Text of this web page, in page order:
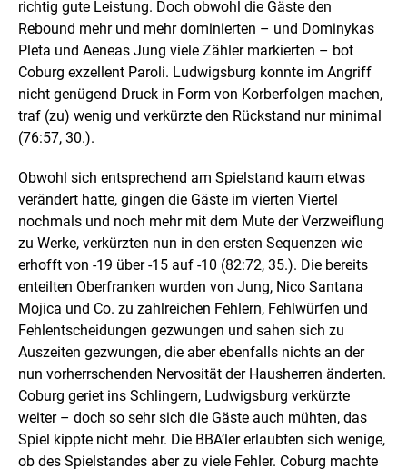
richtig gute Leistung. Doch obwohl die Gäste den
Rebound mehr und mehr dominierten – und Dominykas
Pleta und Aeneas Jung viele Zähler markierten – bot
Coburg exzellent Paroli. Ludwigsburg konnte im Angriff
nicht genügend Druck in Form von Korberfolgen machen,
traf (zu) wenig und verkürzte den Rückstand nur minimal
(76:57, 30.).
Obwohl sich entsprechend am Spielstand kaum etwas
verändert hatte, gingen die Gäste im vierten Viertel
nochmals und noch mehr mit dem Mute der Verzweiflung
zu Werke, verkürzten nun in den ersten Sequenzen wie
erhofft von -19 über -15 auf -10 (82:72, 35.). Die bereits
enteilten Oberfranken wurden von Jung, Nico Santana
Mojica und Co. zu zahlreichen Fehlern, Fehlwürfen und
Fehlentscheidungen gezwungen und sahen sich zu
Auszeiten gezwungen, die aber ebenfalls nichts an der
nun vorherrschenden Nervosität der Hausherren änderten.
Coburg geriet ins Schlingern, Ludwigsburg verkürzte
weiter – doch so sehr sich die Gäste auch mühten, das
Spiel kippte nicht mehr. Die BBA’ler erlaubten sich wenige,
ob des Spielstandes aber zu viele Fehler. Coburg machte